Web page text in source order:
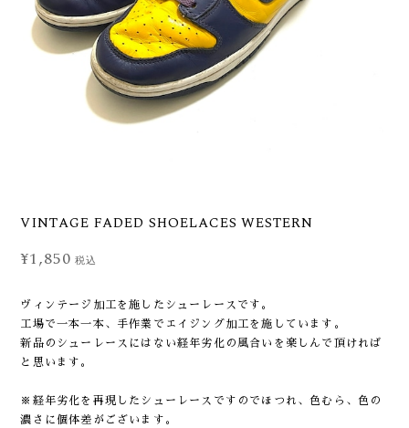
VINTAGE FADED SHOELACES WESTERN
¥1,850 税込
ヴィンテージ加工を施したシューレースです。
工場で一本一本、手作業でエイジング加工を施しています。
新品のシューレースにはない経年劣化の風合いを楽しんで頂ければ
と思います。
※経年劣化を再現したシューレースですのでほつれ、色むら、色の
濃さに個体差がございます。